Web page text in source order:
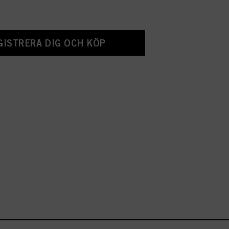
DIG OCH KÖP